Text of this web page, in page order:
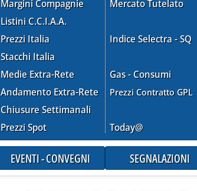
Margini Compagnie
Listini C.C.I.A.A.
Prezzi Italia
Stacchi Italia
Medie Extra-Rete
Andamento Extra-Rete
Chiusure Settimanali
Prezzi Spot
Mercato Tutelato
Indice Selectra - SQ
Gas - Consumi
Prezzi Contratto GPL
Today@
EVENTI - CONVEGNI SEGNALAZIONI